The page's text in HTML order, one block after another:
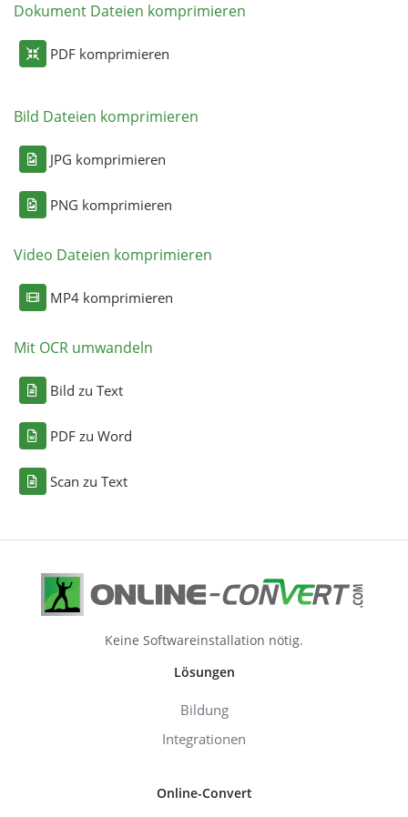
Dokument Dateien komprimieren
PDF komprimieren
Bild Dateien komprimieren
JPG komprimieren
PNG komprimieren
Video Dateien komprimieren
MP4 komprimieren
Mit OCR umwandeln
Bild zu Text
PDF zu Word
Scan zu Text
Keine Softwareinstallation nötig.
Lösungen
Bildung
Integrationen
Online-Convert